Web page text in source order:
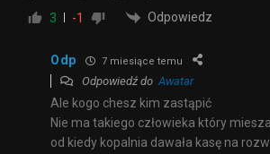
3 -1 Odpowiedz
Odp 7 miesiące temu
Odpowiedź doAwatar
Ale kogo chesz kim zastąpić
Nie ma takiego człowieka który
od kiedy kopalnia dawała kasę na